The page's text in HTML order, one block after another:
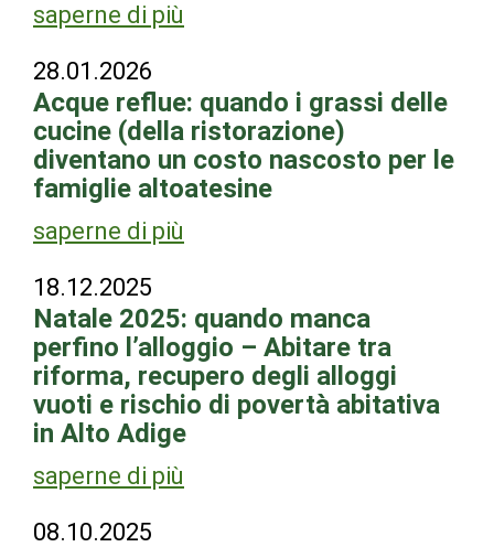
saperne di più
28.01.2026
Acque reflue: quando i grassi delle
cucine (della ristorazione)
diventano un costo nascosto per le
famiglie altoatesine
saperne di più
18.12.2025
Natale 2025: quando manca
perfino l’alloggio – Abitare tra
riforma, recupero degli alloggi
vuoti e rischio di povertà abitativa
in Alto Adige
saperne di più
08.10.2025